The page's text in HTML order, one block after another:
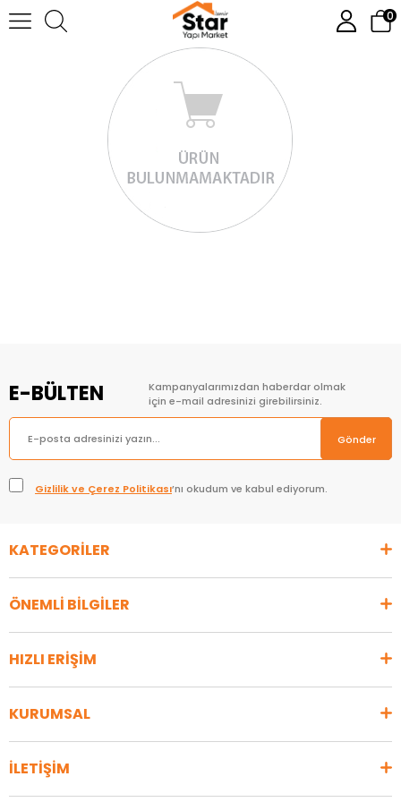
0
E-BÜLTEN
Kampanyalarımızdan haberdar olmak
için e-mail adresinizi girebilirsiniz.
Gönder
Gizlilik ve Çerez Politikası’nı okudum ve kabul ediyorum.
KATEGORİLER
ÖNEMLİ BİLGİLER
HIZLI ERİŞİM
KURUMSAL
İLETİŞİM